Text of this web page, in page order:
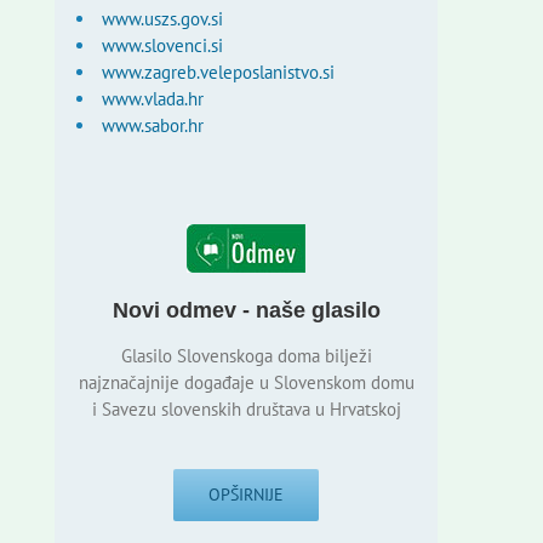
www.uszs.gov.si
www.slovenci.si
www.zagreb.veleposlanistvo.si
www.vlada.hr
www.sabor.hr
Novi odmev - naše glasilo
Glasilo Slovenskoga doma bilježi
najznačajnije događaje u Slovenskom domu
i Savezu slovenskih društava u Hrvatskoj
OPŠIRNIJE